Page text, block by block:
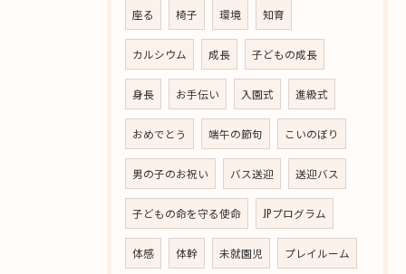
座る 椅子 環境 知育
カルシウム 成長 子どもの成長
身長 お手伝い 入園式 進級式
おめでとう 端午の節句 こいのぼり
男の子のお祝い バス送迎 送迎バス
子どもの命を守る使命 JPプログラム
体感 体幹 未就園児 プレイルーム